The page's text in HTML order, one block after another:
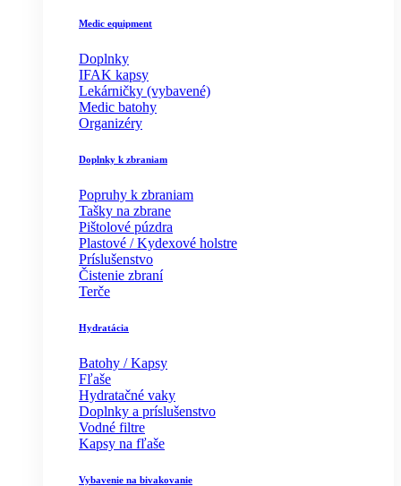
Medic equipment
Doplnky
IFAK kapsy
Lekárničky (vybavené)
Medic batohy
Organizéry
Doplnky k zbraniam
Popruhy k zbraniam
Tašky na zbrane
Pištolové púzdra
Plastové / Kydexové holstre
Príslušenstvo
Čistenie zbraní
Terče
Hydratácia
Batohy / Kapsy
Fľaše
Hydratačné vaky
Doplnky a príslušenstvo
Vodné filtre
Kapsy na fľaše
Vybavenie na bivakovanie